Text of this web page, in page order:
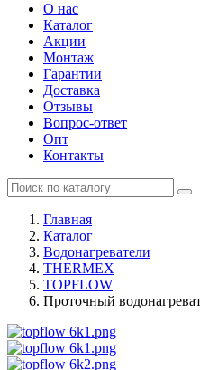
О нас
Каталог
Акции
Монтаж
Гарантии
Доставка
Отзывы
Вопрос-ответ
Опт
Контакты
Главная
Каталог
Водонагреватели
THERMEX
TOPFLOW
Проточный